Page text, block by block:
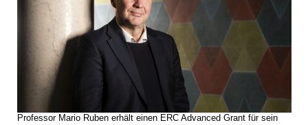
Professor Mario Ruben erhält einen ERC Advanced Grant für sein